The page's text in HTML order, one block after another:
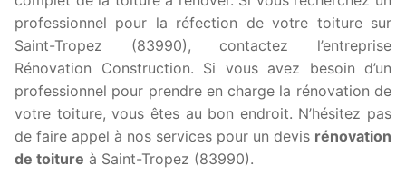
professionnel pour la réfection de votre toiture sur
Saint-Tropez (83990), contactez l’entreprise
Rénovation Construction. Si vous avez besoin d’un
professionnel pour prendre en charge la rénovation de
votre toiture, vous êtes au bon endroit. N’hésitez pas
de faire appel à nos services pour un devis rénovation
de toiture à Saint-Tropez (83990).